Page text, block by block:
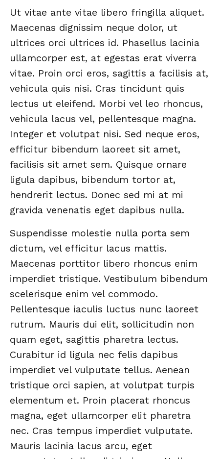
Ut vitae ante vitae libero fringilla aliquet.
Maecenas dignissim neque dolor, ut
ultrices orci ultrices id. Phasellus lacinia
ullamcorper est, at egestas erat viverra
vitae. Proin orci eros, sagittis a facilisis at,
vehicula quis nisi. Cras tincidunt quis
lectus ut eleifend. Morbi vel leo rhoncus,
vehicula lacus vel, pellentesque magna.
Integer et volutpat nisi. Sed neque eros,
efficitur bibendum laoreet sit amet,
facilisis sit amet sem. Quisque ornare
ligula dapibus, bibendum tortor at,
hendrerit lectus. Donec sed mi at mi
gravida venenatis eget dapibus nulla.
Suspendisse molestie nulla porta sem
dictum, vel efficitur lacus mattis.
Maecenas porttitor libero rhoncus enim
imperdiet tristique. Vestibulum bibendum
scelerisque enim vel commodo.
Pellentesque iaculis luctus nunc laoreet
rutrum. Mauris dui elit, sollicitudin non
quam eget, sagittis pharetra lectus.
Curabitur id ligula nec felis dapibus
imperdiet vel vulputate tellus. Aenean
tristique orci sapien, at volutpat turpis
elementum et. Proin placerat rhoncus
magna, eget ullamcorper elit pharetra
nec. Cras tempus imperdiet vulputate.
Mauris lacinia lacus arcu, eget